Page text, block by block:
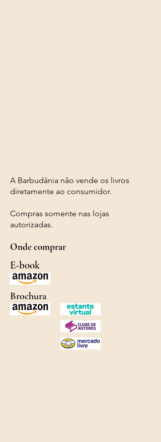
A Barbudânia não vende os livros
diretamente ao consumidor.
Compras somente nas lojas
autorizadas.
Onde comprar
E-book
Brochura